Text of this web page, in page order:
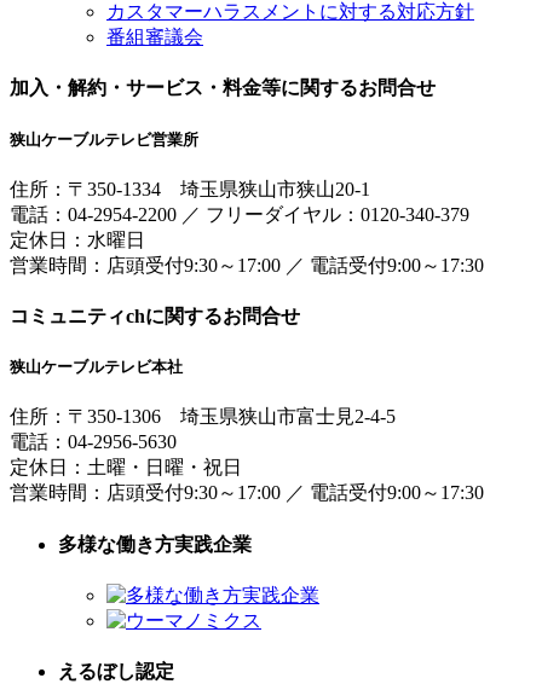
カスタマーハラスメントに対する対応方針
番組審議会
加入・解約・サービス・料金等に関するお問合せ
狭山ケーブルテレビ営業所
住所： 〒350-1334 埼玉県狭山市狭山20-1
電話： 04-2954-2200 ／ フリーダイヤル：0120-340-379
定休日：水曜日
営業時間： 店頭受付9:30～17:00 ／ 電話受付9:00～17:30
コミュニティchに関するお問合せ
狭山ケーブルテレビ本社
住所： 〒350-1306 埼玉県狭山市富士見2-4-5
電話： 04-2956-5630
定休日：土曜・日曜・祝日
営業時間： 店頭受付9:30～17:00 ／ 電話受付9:00～17:30
多様な働き方実践企業
えるぼし認定